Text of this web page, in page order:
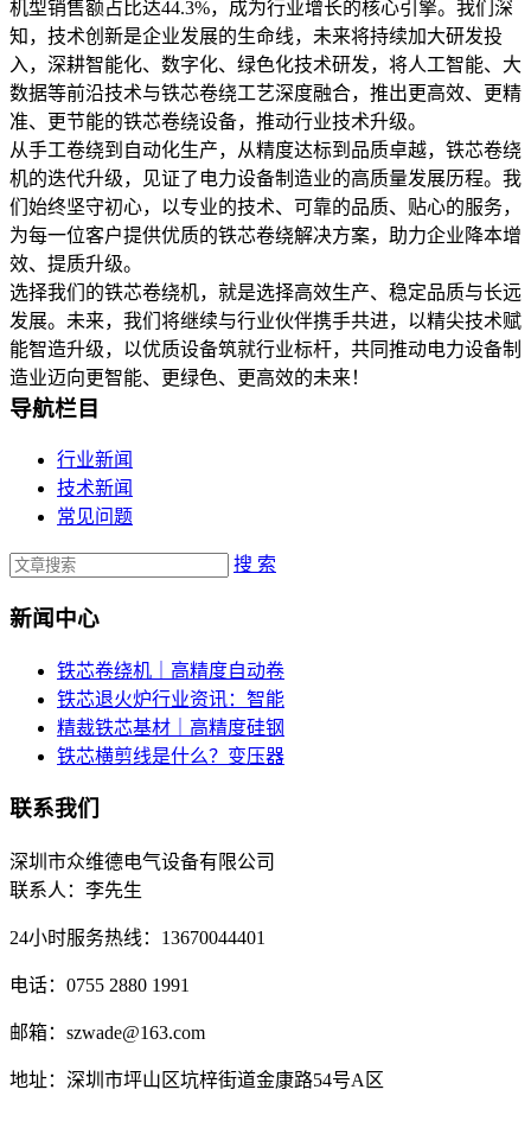
机型销售额占比达44.3%，成为行业增长的核心引擎。我们深
知，技术创新是企业发展的生命线，未来将持续加大研发投
入，深耕智能化、数字化、绿色化技术研发，将人工智能、大
数据等前沿技术与铁芯卷绕工艺深度融合，推出更高效、更精
准、更节能的铁芯卷绕设备，推动行业技术升级。
从手工卷绕到自动化生产，从精度达标到品质卓越，铁芯卷绕
机的迭代升级，见证了电力设备制造业的高质量发展历程。我
们始终坚守初心，以专业的技术、可靠的品质、贴心的服务，
为每一位客户提供优质的铁芯卷绕解决方案，助力企业降本增
效、提质升级。
选择我们的铁芯卷绕机，就是选择高效生产、稳定品质与长远
发展。未来，我们将继续与行业伙伴携手共进，以精尖技术赋
能智造升级，以优质设备筑就行业标杆，共同推动电力设备制
造业迈向更智能、更绿色、更高效的未来！
导航栏目
行业新闻
技术新闻
常见问题
搜 索
新闻中心
铁芯卷绕机｜高精度自动卷
铁芯退火炉行业资讯：智能
精裁铁芯基材｜高精度硅钢
铁芯横剪线是什么？变压器
联系我们
深圳市众维德电气设备有限公司
联系人：李先生
24小时服务热线：13670044401
电话：0755 2880 1991
邮箱：szwade@163.com
地址：深圳市坪山区坑梓街道金康路54号A区